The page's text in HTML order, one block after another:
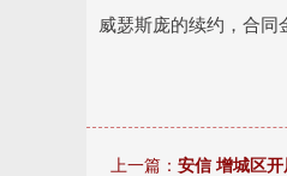
威瑟斯庞的续约，合同
上一篇： 安信 增城区